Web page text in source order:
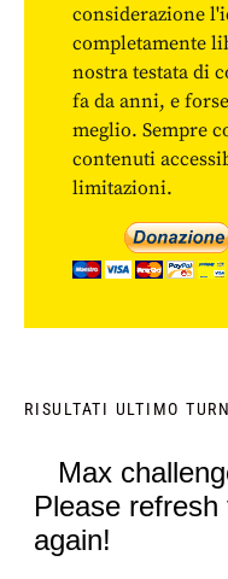
considerazione
completamente
nostra testata di
fa da anni, e
meglio. Sempre
contenuti
limitazioni.
RISULTATI ULTIMO